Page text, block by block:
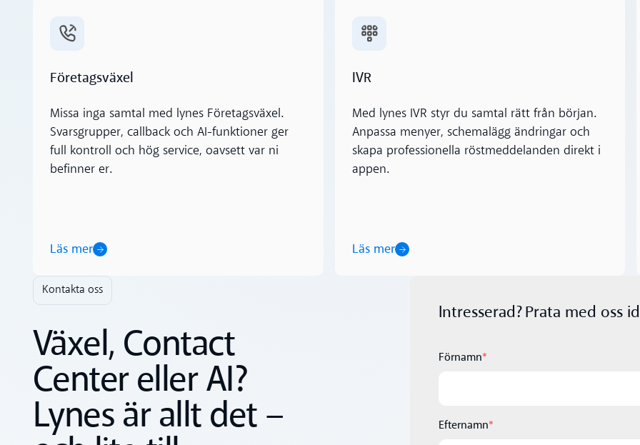
Företagsväxel
Missa inga samtal med lynes Företagsväxel.
Svarsgrupper, callback och AI-funktioner ger
full kontroll och hög service, oavsett var ni
befinner er.
Läs mer
Läs mer
IVR
Med lynes IVR styr du samtal rätt från början.
Anpassa menyer, schemalägg ändringar och
skapa professionella röstmeddelanden direkt i
appen.
Läs mer
Kontakta oss
Växel, Contact
Center eller AI?
Lynes är allt det –
Intresserad? Prata med oss
Förnamn*
Efternamn*